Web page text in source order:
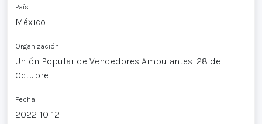
País
México
Organización
Unión Popular de Vendedores Ambulantes "28 de
Octubre"
Fecha
2022-10-12